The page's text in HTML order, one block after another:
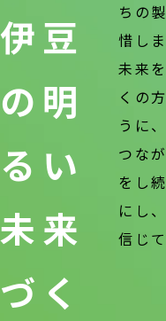
伊豆
の明
るい
未来
づく
ちの
惜し
未来
くの
うに
つな
をし
にし
信じて